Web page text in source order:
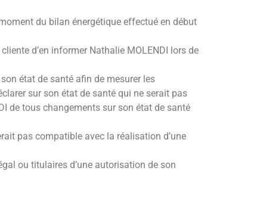
du bilan énergétique effectué en début
d’en informer Nathalie MOLENDI lors de
état de santé afin de mesurer les
sur son état de santé qui ne serait pas
de tous changements sur son état de santé
pas compatible avec la réalisation d’une
ou titulaires d’une autorisation de son